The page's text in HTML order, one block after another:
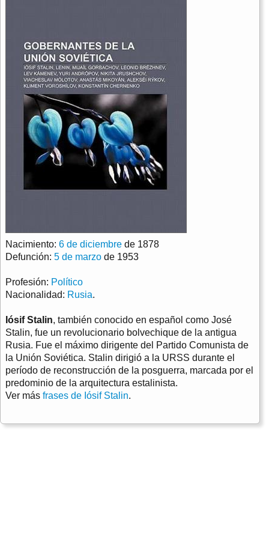
Nacimiento: 6 de diciembre de 1878
Defunción: 5 de marzo de 1953
Profesión: Político
Nacionalidad: Rusia.
Iósif Stalin, también conocido en español como José
Stalin, fue un revolucionario bolvechique de la antigua
Rusia. Fue el máximo dirigente del Partido Comunista de
la Unión Soviética. Stalin dirigió a la URSS durante el
período de reconstrucción de la posguerra, marcada por el
predominio de la arquitectura estalinista.
Ver más frases de Iósif Stalin.